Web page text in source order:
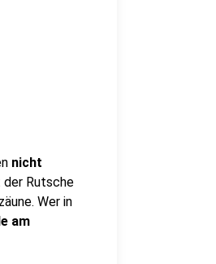
nicht
der Rutsche
Wer in
am